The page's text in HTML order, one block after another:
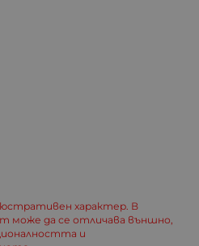
характер. В
да се отличава външно,
и